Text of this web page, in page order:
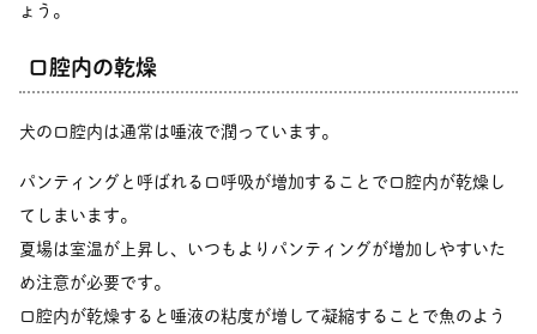
ょう。
口腔内の乾燥
犬の口腔内は通常は唾液で潤っています。
パンティングと呼ばれる口呼吸が増加することで口腔内が乾燥し
てしまいます。
夏場は室温が上昇し、いつもよりパンティングが増加しやすいた
め注意が必要です。
口腔内が乾燥すると唾液の粘度が増して凝縮することで魚のよう